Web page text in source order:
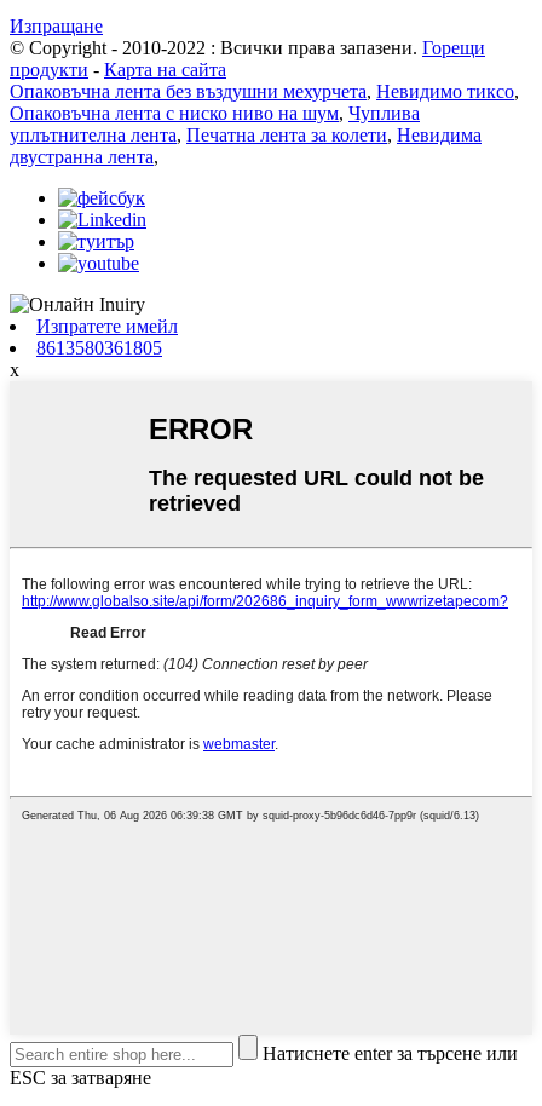
Изпращане
© Copyright - 2010-2022 : Всички права запазени. Горещи
продукти - Карта на сайта
Опаковъчна лента без въздушни мехурчета, Невидимо тиксо,
Опаковъчна лента с ниско ниво на шум, Чуплива
уплътнителна лента, Печатна лента за колети, Невидима
двустранна лента,
Изпратете имейл
8613580361805
x
Натиснете enter за търсене или
ESC за затваряне